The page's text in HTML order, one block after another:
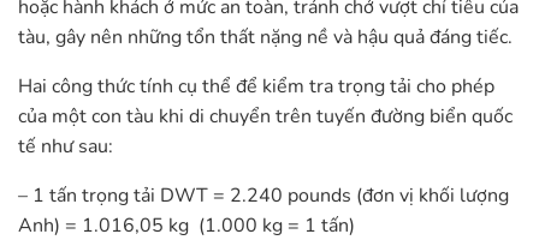
hoặc hành khách ở mức an toàn, tránh chở vượt chỉ tiêu của
tàu, gây nên những tổn thất nặng nề và hậu quả đáng tiếc.
Hai công thức tính cụ thể để kiểm tra trọng tải cho phép
của một con tàu khi di chuyển trên tuyến đường biển quốc
tế như sau:
– 1 tấn trọng tải DWT = 2.240 pounds (đơn vị khối lượng
Anh) = 1.016,05 kg (1.000 kg = 1 tấn)